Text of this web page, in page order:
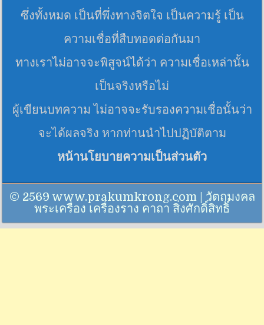
ซึ่งทั้งหมด เป็นที่พึ่งทางจิตใจ เป็นความรู้ เป็น
ความเชื่อที่สืบทอดต่อกันมา
ทางเราไม่อาจจะพิสูจน์ได้ว่า ความเชื่อเหล่านั้น
เป็นจริงหรือไม่
ผู้เขียนบทความ ไม่อาจจะรับรองความเชื่อนั้นว่า
จะได้ผลจริง หากท่านนำไปปฏิบัติตาม
หน้านโยบายความเป็นส่วนตัว
© 2569 www.prakumkrong.com | วัตถุมงคล
พระเครื่อง เครื่องราง คาถา สิ่งศักดิ์สิทธิ์